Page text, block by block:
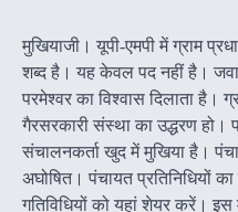
मुखियाजी। यूपी-एमपी में ग्राम
शब्द है। यह केवल पद नहीं है।
परमेश्वर का विश्वास दिलाता है।
गैरसरकारी संस्था का उद्धरण हो।
संचालनकर्ता खुद में मुखिया है।
अघोषित। पंचायत प्रतिनिधियों
गतिविधियों को यहां शेयर करें।